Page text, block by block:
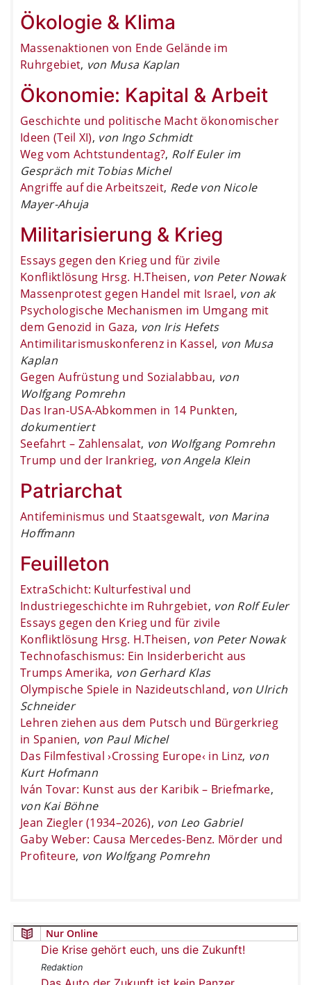
Ökologie & Klima
Massenaktionen von Ende Gelände im
Ruhrgebiet, von Musa Kaplan
Ökonomie: Kapital & Arbeit
Geschichte und politische Macht ökonomischer
Ideen (Teil XI), von Ingo Schmidt
Weg vom Achtstundentag?, Rolf Euler im
Gespräch mit Tobias Michel
Angriffe auf die Arbeitszeit, Rede von Nicole
Mayer-Ahuja
Militarisierung & Krieg
Essays gegen den Krieg und für zivile
Konfliktlösung Hrsg. H.Theisen, von Peter Nowak
Massenprotest gegen Handel mit Israel, von ak
Psychologische Mechanismen im Umgang mit
dem Genozid in Gaza, von Iris Hefets
Antimilitarismuskonferenz in Kassel, von Musa
Kaplan
Gegen Aufrüstung und Sozialabbau, von
Wolfgang Pomrehn
Das Iran-USA-Abkommen in 14 Punkten,
dokumentiert
Seefahrt – Zahlensalat, von Wolfgang Pomrehn
Trump und der Irankrieg, von Angela Klein
Patriarchat
Antifeminismus und Staatsgewalt, von Marina
Hoffmann
Feuilleton
ExtraSchicht: Kulturfestival und
Industriegeschichte im Ruhrgebiet, von Rolf Euler
Essays gegen den Krieg und für zivile
Konfliktlösung Hrsg. H.Theisen, von Peter Nowak
Technofaschismus: Ein Insiderbericht aus
Trumps Amerika, von Gerhard Klas
Olympische Spiele in Nazideutschland, von Ulrich
Schneider
Lehren ziehen aus dem Putsch und Bürgerkrieg
in Spanien, von Paul Michel
Das Filmfestival ›Crossing Europe‹ in Linz, von
Kurt Hofmann
Iván Tovar: Kunst aus der Karibik – Briefmarke,
von Kai Böhne
Jean Ziegler (1934–2026), von Leo Gabriel
Gaby Weber: Causa Mercedes-Benz. Mörder und
Profiteure, von Wolfgang Pomrehn
Nur Online
Die Krise gehört euch, uns die Zukunft!
Redaktion